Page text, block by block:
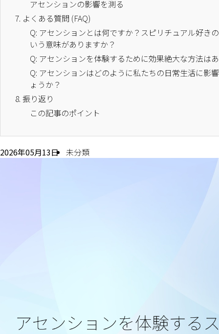
アセンションの影響を測る
7. よくある質問 (FAQ)
Q: アセンションとは何ですか？スピリチュアル好き
いう意味がありますか？
Q: アセンションを体験するために効果絶大な方法は
Q: アセンションはどのように私たちの日常生活に影
ょうか？
8. 振り返り
この記事のポイント
2026年05月13日 未分類